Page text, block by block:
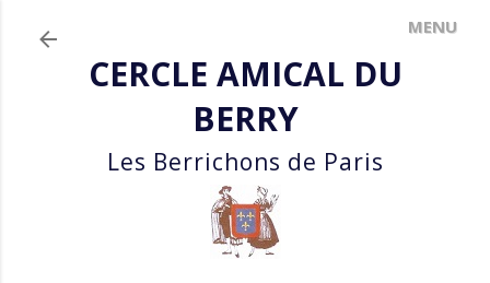
CERCLE AMICAL DU
BERRY
Les Berrichons de Paris